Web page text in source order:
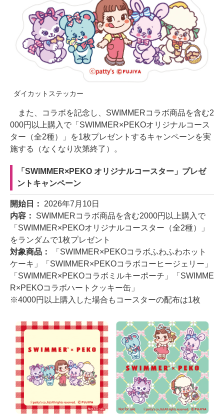
ダイカットステッカー
また、コラボを記念し、SWIMMERコラボ商品を含む2
000円以上購入で「SWIMMER×PEKOオリジナルコース
ター（全2種）」を1枚プレゼントするキャンペーンを実
施する（なくなり次第終了）。
「SWIMMER×PEKO オリジナルコースター」プレゼ
ントキャンペーン
開始日： 2026年7月10日
内容： SWIMMERコラボ商品を含む2000円以上購入で
「SWIMMER×PEKOオリジナルコースター（全2種）」
をランダムで1枚プレゼント
対象商品：
「SWIMMER×PEKOコラボふわふわホット
ケーキ」「SWIMMER×PEKOコラボコーヒージェリー」
「SWIMMER×PEKOコラボミルキーポーチ」「SWIMME
R×PEKOコラボハートクッキー缶」
※4000円以上購入した場合もコースターの配布は1枚